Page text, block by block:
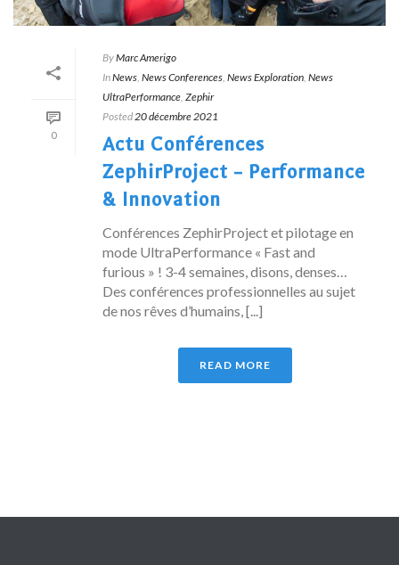
0
ByMarc Amerigo
InNews News Conferences News Exploration News
UltraPerformance Zephir
Posted 20 décembre 2021
Actu Conférences
ZephirProject – Performance
& Innovation
Conférences ZephirProject et pilotage en
mode UltraPerformance « Fast and
furious » ! 3-4 semaines, disons, denses…
Des conférences professionnelles au sujet
de nos rêves d’humains, [...]
READ MORE